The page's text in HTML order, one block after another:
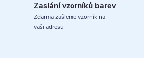
Zaslání vzorníků barev
Zdarma zašleme vzorník na
vaši adresu